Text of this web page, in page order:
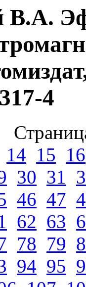
В.А.
4
14 15 16
30 31
46 47
62 63
78 79
94 95